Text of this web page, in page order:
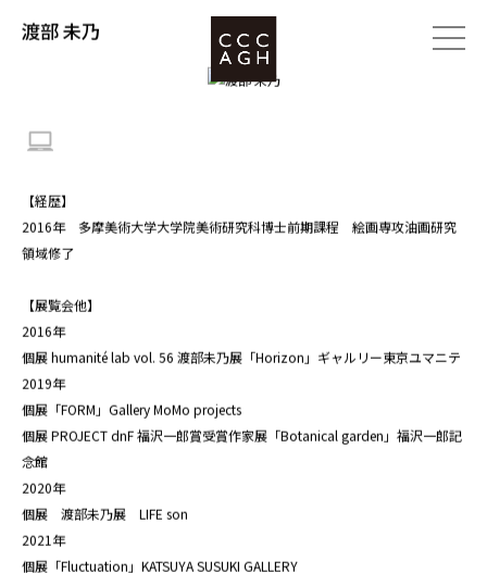
2016年 多摩美術大学大学院美術研究科博士前期課程 絵画専攻油画研究
領域修了
【展覧会他】
2016年
個展 humanité lab vol. 56 渡部未乃展「Horizon」ギャルリー東京ユマニテ
2019年
個展「FORM」Gallery MoMo projects
個展 PROJECT dnF 福沢一郎賞受賞作家展「Botanical garden」福沢一郎記
念館
2020年